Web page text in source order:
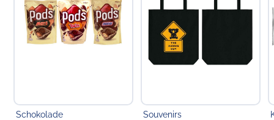
Schokolade
Souvenirs